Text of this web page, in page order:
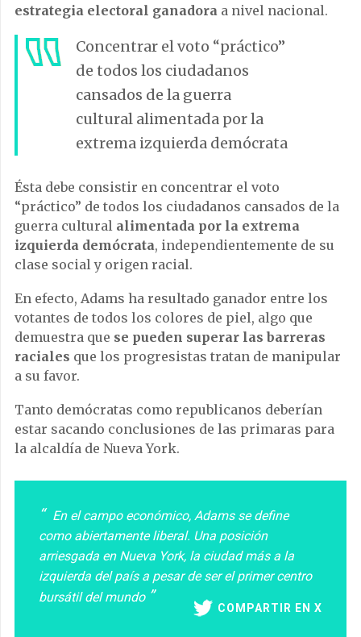
estrategia electoral ganadora a nivel nacional.
Concentrar el voto “práctico”
de todos los ciudadanos
cansados de la guerra
cultural alimentada por la
extrema izquierda demócrata
Ésta debe consistir en concentrar el voto
“práctico” de todos los ciudadanos cansados de la
guerra cultural alimentada por la extrema
izquierda demócrata, independientemente de su
clase social y origen racial.
En efecto, Adams ha resultado ganador entre los
votantes de todos los colores de piel, algo que
demuestra que se pueden superar las barreras
raciales que los progresistas tratan de manipular
a su favor.
Tanto demócratas como republicanos deberían
estar sacando conclusiones de las primaras para
la alcaldía de Nueva York.
En el campo económico, Adams se define
como abiertamente liberal. Una posición
arriesgada en Nueva York, la ciudad más a la
izquierda del país a pesar de ser el primer centro
bursátil del mundo
COMPARTIR EN X